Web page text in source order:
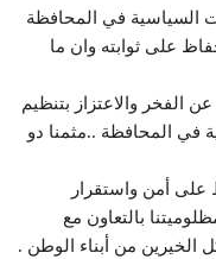
السياسية في المحافظة
على ثوابته وان ما
الفخر والاعتزاز بتنظيم
في المحافظة ..مثمنا دو
على أمن واستقرار
بالتعاون مع
الخيرين من أبناء الوطن .